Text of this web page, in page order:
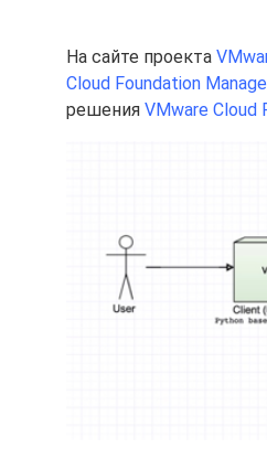
На сайте проекта
Cloud Foundation
решения VMware Cloud